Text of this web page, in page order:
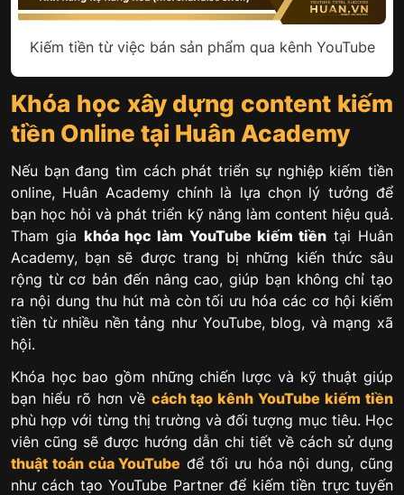
Kiếm tiền từ việc bán sản phẩm qua kênh YouTube
Khóa học xây dựng content kiếm
tiền Online tại Huân Academy
Nếu bạn đang tìm cách phát triển sự nghiệp kiếm tiền
online, Huân Academy chính là lựa chọn lý tưởng để
bạn học hỏi và phát triển kỹ năng làm content hiệu quả.
Tham giakhóa học làm YouTube kiếm tiềntại Huân
Academy, bạn sẽ được trang bị những kiến thức sâu
rộng từ cơ bản đến nâng cao, giúp bạn không chỉ tạo
ra nội dung thu hút mà còn tối ưu hóa các cơ hội kiếm
tiền từ nhiều nền tảng như YouTube, blog, và mạng xã
hội.
Khóa học bao gồm những chiến lược và kỹ thuật giúp
bạn hiểu rõ hơn về cách tạo kênh YouTube kiếm tiền
phù hợp với từng thị trường và đối tượng mục tiêu. Học
viên cũng sẽ được hướng dẫn chi tiết về cách sử dụng
thuật toán của YouTube để tối ưu hóa nội dung, cũng
như cách tạo YouTube Partner để kiếm tiền trực tuyến